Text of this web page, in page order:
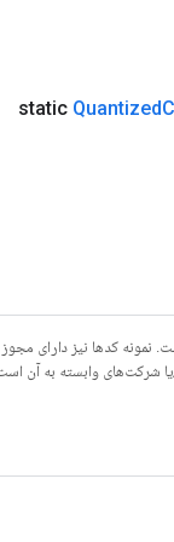
Quantized
نمونه کدها نیز دارای مجوز